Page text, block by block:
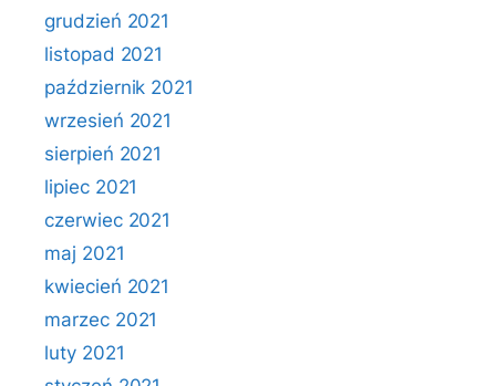
grudzień 2021
listopad 2021
październik 2021
wrzesień 2021
sierpień 2021
lipiec 2021
czerwiec 2021
maj 2021
kwiecień 2021
marzec 2021
luty 2021